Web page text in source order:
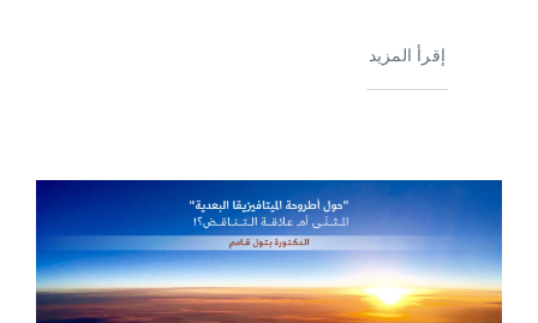
إقرأ المزيد